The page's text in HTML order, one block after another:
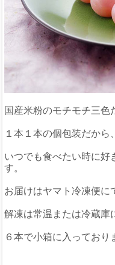
国産米粉のモチモチ三色
１本１本の個包装だから、
いつでも食べたい時に好
す。
お届けはヤマト冷凍便に
解凍は常温または冷蔵庫
６本で小箱に入っており